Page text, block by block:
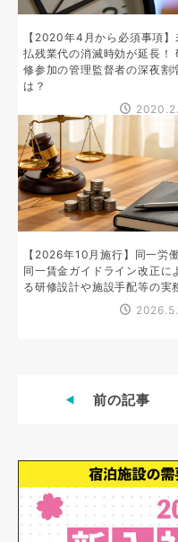
【2020年4月から必須事項】
払残業代の消滅時効が延長！
修参加の管理監督者の深夜割
は？
【2026年10月施行】同一労
同一賃金ガイドライン改正に
る研修設計や施設手配等の実
前の記事